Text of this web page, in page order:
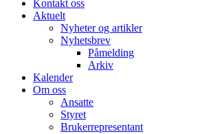
Kontakt oss
Aktuelt
Nyheter og artikler
Nyhetsbrev
Påmelding
Arkiv
Kalender
Om oss
Ansatte
Styret
Brukerrepresentant